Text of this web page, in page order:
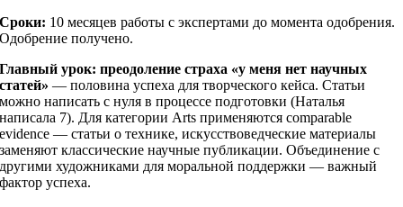
Сроки: 10 месяцев работы с экспертами до момента одобрения.
Одобрение получено.
Главный урок: преодоление страха «у меня нет научных
статей» — половина успеха для творческого кейса. Статьи
можно написать с нуля в процессе подготовки (Наталья
написала 7). Для категории Arts применяются comparable
evidence — статьи о технике, искусствоведческие материалы
заменяют классические научные публикации. Объединение с
другими художниками для моральной поддержки — важный
фактор успеха.